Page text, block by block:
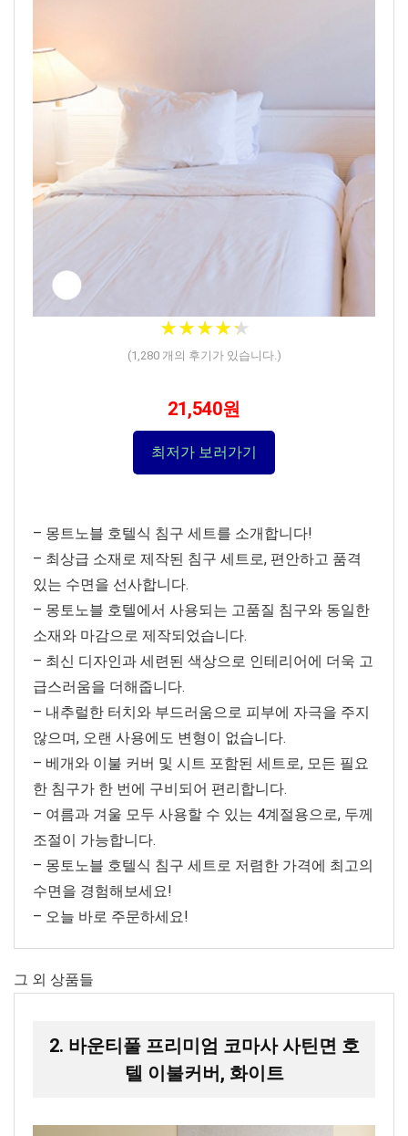
★★★★★
★★★★★
(1,280개의 후기가 있습니다.)
21,540원
최저가 보러가기
– 몽트노블 호텔식 침구 세트를 소개합니다!
– 최상급 소재로 제작된 침구 세트로, 편안하고 품격
있는 수면을 선사합니다.
– 몽토노블 호텔에서 사용되는 고품질 침구와 동일한
소재와 마감으로 제작되었습니다.
– 최신 디자인과 세련된 색상으로 인테리어에 더욱 고
급스러움을 더해줍니다.
– 내추럴한 터치와 부드러움으로 피부에 자극을 주지
않으며, 오랜 사용에도 변형이 없습니다.
– 베개와 이불 커버 및 시트 포함된 세트로, 모든 필요
한 침구가 한 번에 구비되어 편리합니다.
– 여름과 겨울 모두 사용할 수 있는 4계절용으로, 두께
조절이 가능합니다.
– 몽토노블 호텔식 침구 세트로 저렴한 가격에 최고의
수면을 경험해보세요!
– 오늘 바로 주문하세요!
그 외 상품들
2. 바운티풀 프리미엄 코마사 사틴면 호
텔 이불커버, 화이트